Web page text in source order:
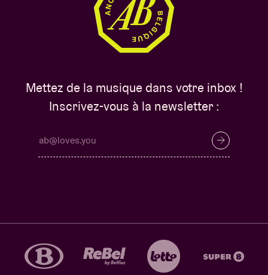
Mettez de la musique dans votre inbox !
Inscrivez-vous à la newsletter :